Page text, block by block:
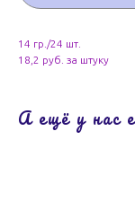
14 гр./24 шт.
18,2 руб. за штуку
А ещё у нас